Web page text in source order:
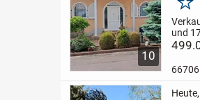
10
und
noch
66706